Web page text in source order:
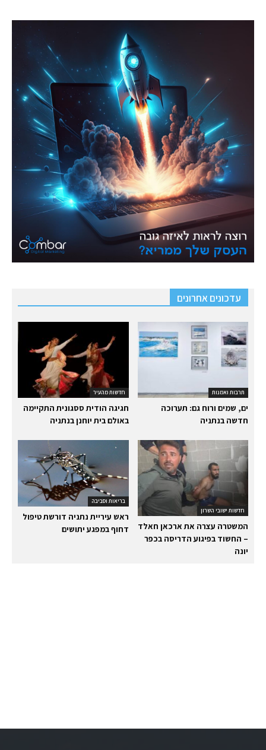
עדכונים אחרונים
חדשות מהעיר
חגיגה הודית ססגונית התקיימה
באולם בית יוחנן בנתניה
תרבות ואמנות
ים, שמים ורוח גם: תערוכה
חדשה בנתניה
בריאות וסביבה
ראש עיריית נתניה דורשת טיפול
דחוף במפגע יתושים
חדשות ישובי השרון
המשטרה עצרה את ארכאן חאלד
– החשוד בפיגוע הדריסה בכפר
יונה